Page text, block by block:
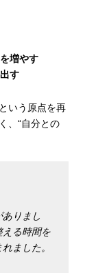
増やす
す
いう原点を再
、“自分との
ありまし
える時間を
ました。